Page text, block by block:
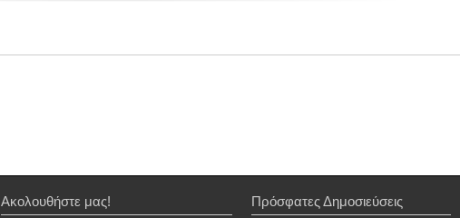
Ακολουθήστε μας!
Πρόσφατες Δημοσιεύσεις